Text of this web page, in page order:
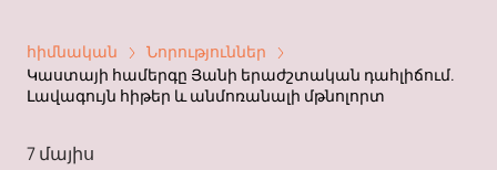
հիմնական
Նորություններ
Կաստայի համերգը Յանի երաժշտական ​​դահլիճում.
Լավագույն հիթեր և անմոռանալի մթնոլորտ
7 մայիս